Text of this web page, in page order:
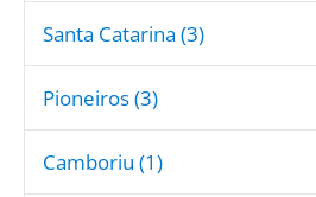
Santa Catarina (3)
Pioneiros (3)
Camboriu (1)